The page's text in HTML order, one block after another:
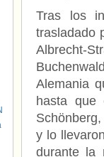
Tras los
trasladado
Albrecht-
Alemania
hasta que
y lo
durante la